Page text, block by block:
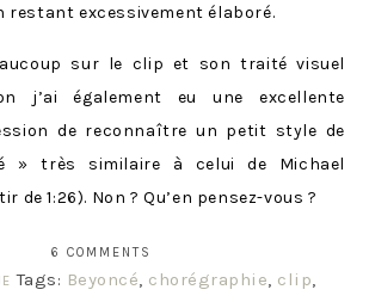
restant excessivement élaboré.
sur le clip et son traité visuel
j’ai également eu une excellente
de reconnaître un petit style de
» très similaire à celui de Michael
de 1:26). Non ? Qu’en pensez-vous ?
6 COMMENTS
Tags: Beyoncé, chorégraphie, clip,